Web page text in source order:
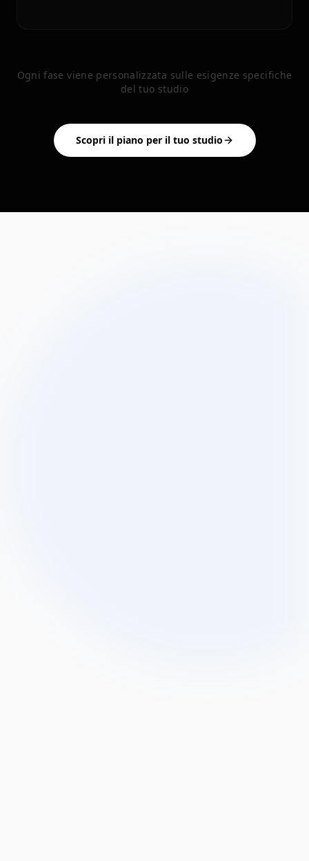
Ogni fase viene personalizzata sulle esigenze specifiche
del tuo studio
Scopri il piano per il tuo studio